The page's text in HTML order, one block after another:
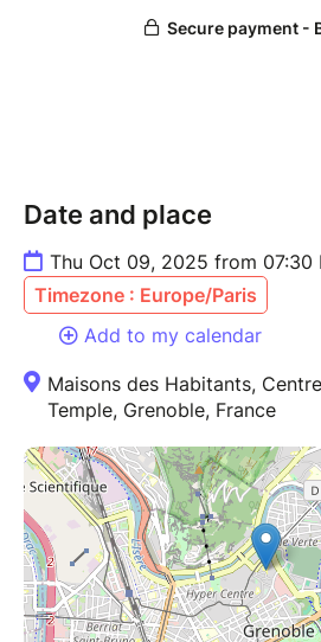
Date and place
Thu Oct 09, 2025 from 07:30
Timezone : Europe/Paris
Add to my calendar
Maisons des Habitants,
Temple, Grenoble, France